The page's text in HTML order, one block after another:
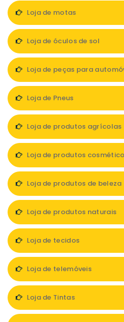
Loja de motas
Loja de óculos de sol
Loja de peças para
Loja de Pneus
Loja de produtos agrícolas
Loja de produtos
Loja de produtos de beleza
Loja de produtos naturais
Loja de tecidos
Loja de telemóveis
Loja de Tintas